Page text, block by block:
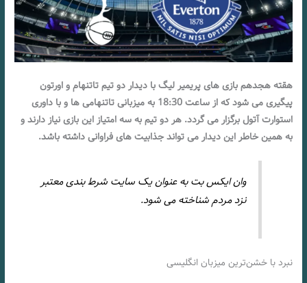
هقته هجدهم بازی های پریمیر لیگ با دیدار دو تیم تاتنهام و اورتون
پیگیری می شود که از ساعت 18:30 به میزبانی تاتنهامی ها و با داوری
استوارت آتول برگزار می گردد. هر دو تیم به سه امتیاز این بازی نیاز دارند و
به همین خاطر این دیدار می تواند جذابیت های فراوانی داشته باشد.
وان ایکس بت به عنوان یک سایت شرط بندی معتبر
نزد مردم شناخته می شود.
نبرد با خشن‌ترین میزبان انگلیسی